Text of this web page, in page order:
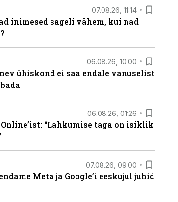
07.08.26, 11:14
inimesed sageli vähem, kui nad
06.08.26, 10:00
ühiskond ei saa endale vanuselist
06.08.26, 01:26
“Lahkumise taga on isiklik
07.08.26, 09:00
Meta ja Google’i eeskujul juhid